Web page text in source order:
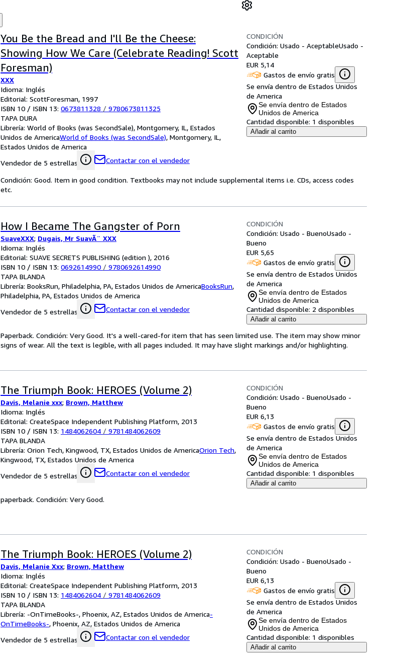
You Be the Bread and I'll Be the Cheese:
Showing How We Care (Celebrate Reading! Scott
Foresman)
XXX
Idioma: Inglés
Editorial: ScottForesman, 1997
ISBN 10 / ISBN 13: 0673811328 / 9780673811325
TAPA DURA
Librería: World of Books (was SecondSale), Montgomery, IL, Estados
Unidos de AmericaWorld of Books (was SecondSale), Montgomery, IL,
Estados Unidos de America
Vendedor de 5 estrellas
Contactar con el vendedor
CONDICIÓN
Condición: Usado - AceptableUsado -
Aceptable
EUR 5,14
Gastos de envío gratis
Se envía dentro de Estados Unidos
de America
Se envía dentro de Estados
Unidos de America
Cantidad disponible: 1 disponibles
Añadir al carrito
Condición: Good. Item in good condition. Textbooks may not include supplemental items i.e. CDs, access codes
etc.
How I Became The Gangster of Porn
SuaveXXX; Dugais, Mr SuavÃ¨ XXX
Idioma: Inglés
Editorial: SUAVE SECRETS PUBLISHING (edition ), 2016
ISBN 10 / ISBN 13: 0692614990 / 9780692614990
TAPA BLANDA
Librería: BooksRun, Philadelphia, PA, Estados Unidos de AmericaBooksRun,
Philadelphia, PA, Estados Unidos de America
Vendedor de 5 estrellas
Contactar con el vendedor
CONDICIÓN
Condición: Usado - BuenoUsado -
Bueno
EUR 5,65
Gastos de envío gratis
Se envía dentro de Estados Unidos
de America
Se envía dentro de Estados
Unidos de America
Cantidad disponible: 2 disponibles
Añadir al carrito
Paperback. Condición: Very Good. It's a well-cared-for item that has seen limited use. The item may show minor
signs of wear. All the text is legible, with all pages included. It may have slight markings and/or highlighting.
The Triumph Book: HEROES (Volume 2)
Davis, Melanie xxx; Brown, Matthew
Idioma: Inglés
Editorial: CreateSpace Independent Publishing Platform, 2013
ISBN 10 / ISBN 13: 1484062604 / 9781484062609
TAPA BLANDA
Librería: Orion Tech, Kingwood, TX, Estados Unidos de AmericaOrion Tech,
Kingwood, TX, Estados Unidos de America
Vendedor de 5 estrellas
Contactar con el vendedor
CONDICIÓN
Condición: Usado - BuenoUsado -
Bueno
EUR 6,13
Gastos de envío gratis
Se envía dentro de Estados Unidos
de America
Se envía dentro de Estados
Unidos de America
Cantidad disponible: 1 disponibles
Añadir al carrito
paperback. Condición: Very Good.
The Triumph Book: HEROES (Volume 2)
Davis, Melanie Xxx; Brown, Matthew
Idioma: Inglés
Editorial: CreateSpace Independent Publishing Platform, 2013
ISBN 10 / ISBN 13: 1484062604 / 9781484062609
TAPA BLANDA
Librería: -OnTimeBooks-, Phoenix, AZ, Estados Unidos de America-
OnTimeBooks-, Phoenix, AZ, Estados Unidos de America
Vendedor de 5 estrellas
Contactar con el vendedor
CONDICIÓN
Condición: Usado - BuenoUsado -
Bueno
EUR 6,13
Gastos de envío gratis
Se envía dentro de Estados Unidos
de America
Se envía dentro de Estados
Unidos de America
Cantidad disponible: 1 disponibles
Añadir al carrito